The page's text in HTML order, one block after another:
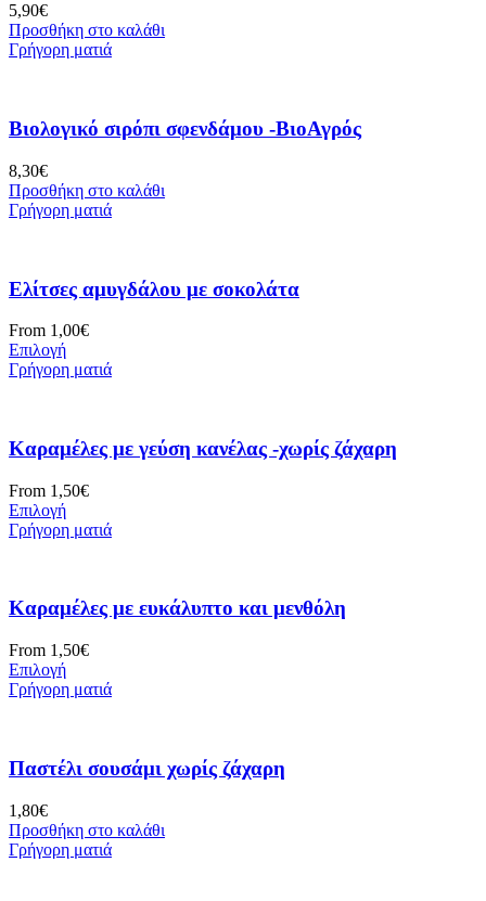
5,90€
Προσθήκη στο καλάθι
Γρήγορη ματιά
Βιολογικό σιρόπι σφενδάμου -ΒιοΑγρός
8,30€
Προσθήκη στο καλάθι
Γρήγορη ματιά
Ελίτσες αμυγδάλου με σοκολάτα
From 1,00€
Επιλογή
Γρήγορη ματιά
Καραμέλες με γεύση κανέλας -χωρίς ζάχαρη
From 1,50€
Επιλογή
Γρήγορη ματιά
Καραμέλες με ευκάλυπτο και μενθόλη
From 1,50€
Επιλογή
Γρήγορη ματιά
Παστέλι σουσάμι χωρίς ζάχαρη
1,80€
Προσθήκη στο καλάθι
Γρήγορη ματιά